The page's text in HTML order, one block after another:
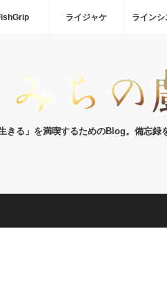
ライジャケ ラインシ
生きる」を満喫するためのBlog。備忘録